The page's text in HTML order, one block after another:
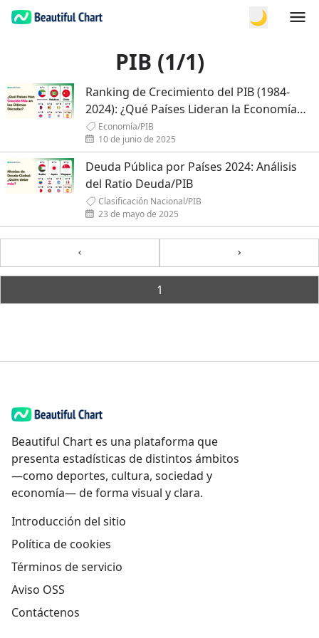
🌙
PIB (1/1)
Ranking de Crecimiento del PIB (1984-
2024): ¿Qué Países Lideran la Economía
Mundial en los Últimos 40 Años?
Economía/PIB
10 de junio de 2025
Deuda Pública por Países 2024: Análisis
del Ratio Deuda/PIB
Clasificación Nacional/PIB
23 de mayo de 2025
Previous
Next
1
Beautiful Chart es una plataforma que
presenta estadísticas de distintos ámbitos
—como deportes, cultura, sociedad y
economía— de forma visual y clara.
Introducción del sitio
Política de cookies
Términos de servicio
Aviso OSS
Contáctenos